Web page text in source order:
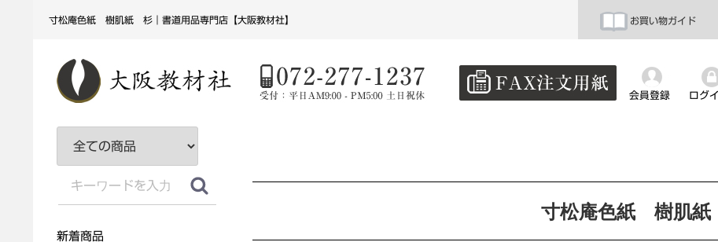
寸松庵色紙 樹肌紙 杉｜書道用品専門店【大阪教材社】 お買い物ガイド
会員登録 ログ
寸松庵色紙 樹肌
新着商品